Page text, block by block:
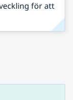
för att